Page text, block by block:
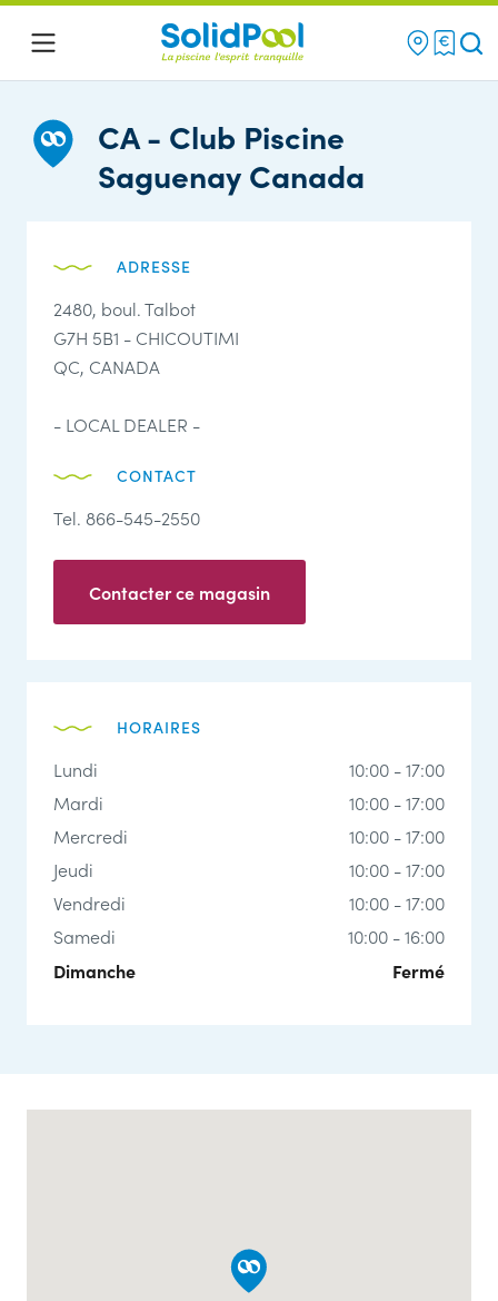
Menu
CA - Club Piscine
Saguenay Canada
ADRESSE
2480, boul. Talbot
G7H 5B1 - CHICOUTIMI
QC, CANADA
- LOCAL DEALER -
CONTACT
Tel. 866-545-2550
Contacter ce magasin
HORAIRES
Lundi
10:00 - 17:00
Mardi
10:00 - 17:00
Mercredi
10:00 - 17:00
Jeudi
10:00 - 17:00
Vendredi
10:00 - 17:00
Samedi
10:00 - 16:00
Dimanche Fermé